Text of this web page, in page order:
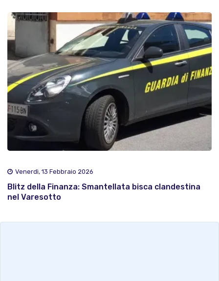
Venerdì, 13 Febbraio 2026
Blitz della Finanza: Smantellata bisca clandestina
nel Varesotto